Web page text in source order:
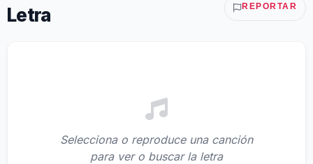
Letra REPORTAR
Selecciona o reproduce una canción
para ver o buscar la letra